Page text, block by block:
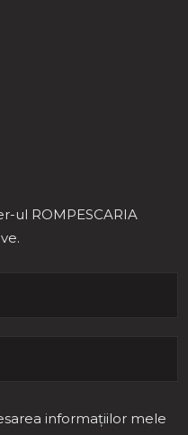
ul ROMPESCARIA
informațiilor mele